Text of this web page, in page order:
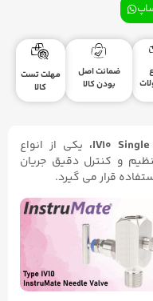
ضمانت اصل
بودن کالا
مهلت تست
کالا
یکی از انواع
و کنترل دقیق جریان
قرار می گیرد.